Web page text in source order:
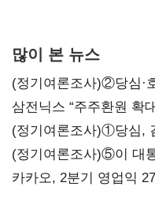
많이 본 뉴스
(정기여론조사)②당심·
삼전닉스 “주주환원 확
보내
(정기여론조사)①당심,
지지도 '50% 아래로'(종
(정기여론조사)⑤이 대
만에 다시 40%대
카카오, 2분기 영업익